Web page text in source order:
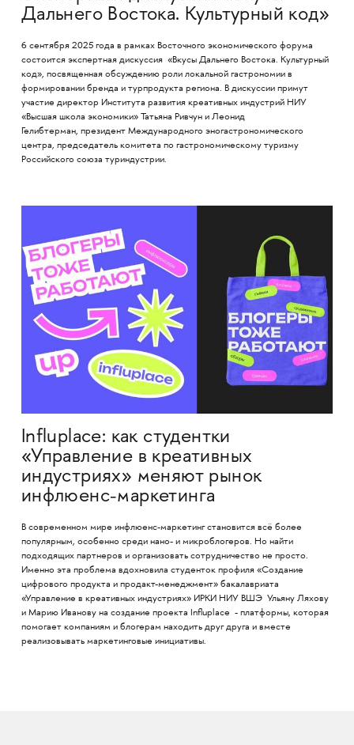
Дальнего Востока. Культурный код»
6 сентября 2025 года в рамках Восточного экономического форума
состоится экспертная дискуссия «Вкусы Дальнего Востока. Культурный
код», посвященная обсуждению роли локальной гастрономии в
формировании бренда и турпродукта региона. В дискуссии примут
участие директор Института развития креативных индустрий НИУ
«Высшая школа экономики» Татьяна Ривчун и Леонид
Гелибтерман, президент Международного эногастрономического
центра, председатель комитета по гастрономическому туризму
Российского союза туриндустрии.
Influplace: как студентки
«Управление в креативных
индустриях» меняют рынок
инфлюенс-маркетинга
В современном мире инфлюенс-маркетинг становится всё более
популярным, особенно среди нано- и микроблогеров. Но найти
подходящих партнеров и организовать сотрудничество не просто.
Именно эта проблема вдохновила студенток профиля «Создание
цифрового продукта и продакт-менеджмент» бакалавриата
«Управление в креативных индустриях» ИРКИ НИУ ВШЭ Ульяну Ляхову
и Марию Иванову на создание проекта Influplace - платформы, которая
помогает компаниям и блогерам находить друг друга и вместе
реализовывать маркетинговые инициативы.